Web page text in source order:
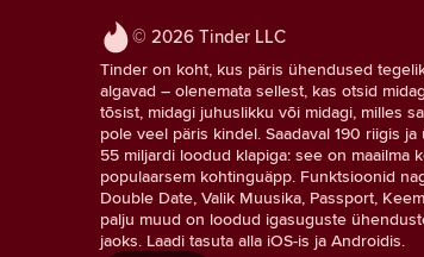
© 2026 Tinder LLC
Tinder on koht, kus päris ühendused
algavad – olenemata sellest, kas otsid
tõsist, midagi juhuslikku või midagi, milles sa
pole veel päris kindel. Saadaval 190 riigis ja
55 miljardi loodud klapiga: see on maailma
populaarsem kohtinguäpp. Funktsioonid
Double Date, Valik Muusika, Passport,
palju muud on loodud igasuguste
jaoks. Laadi tasuta alla iOS-is ja Androidis.